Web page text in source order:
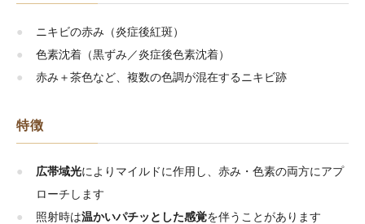
ニキビの赤み（炎症後紅斑）
色素沈着（黒ずみ／炎症後色素沈着）
赤み＋茶色など、複数の色調が混在するニキビ跡
特徴
広帯域光によりマイルドに作用し、赤み・色素の両方にアプ
ローチします
照射時は温かいパチッとした感覚を伴うことがあります